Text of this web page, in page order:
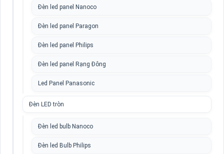
Đèn led panel Nanoco
Đèn led panel Paragon
Đèn led panel Philips
Đèn led panel Rạng Đông
Led Panel Panasonic
Đèn LED tròn
Đèn led bulb Nanoco
Đèn led Bulb Philips